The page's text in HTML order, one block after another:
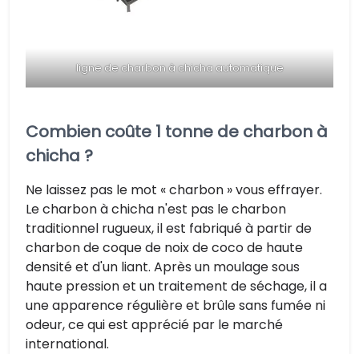
ligne de charbon à chicha automatique
Combien coûte 1 tonne de charbon à
chicha ?
Ne laissez pas le mot « charbon » vous effrayer.
Le charbon à chicha n'est pas le charbon
traditionnel rugueux, il est fabriqué à partir de
charbon de coque de noix de coco de haute
densité et d'un liant. Après un moulage sous
haute pression et un traitement de séchage, il a
une apparence régulière et brûle sans fumée ni
odeur, ce qui est apprécié par le marché
international.